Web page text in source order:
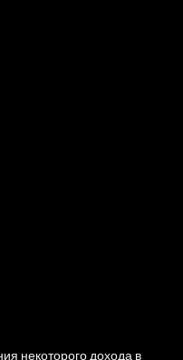
некоторого дохода в